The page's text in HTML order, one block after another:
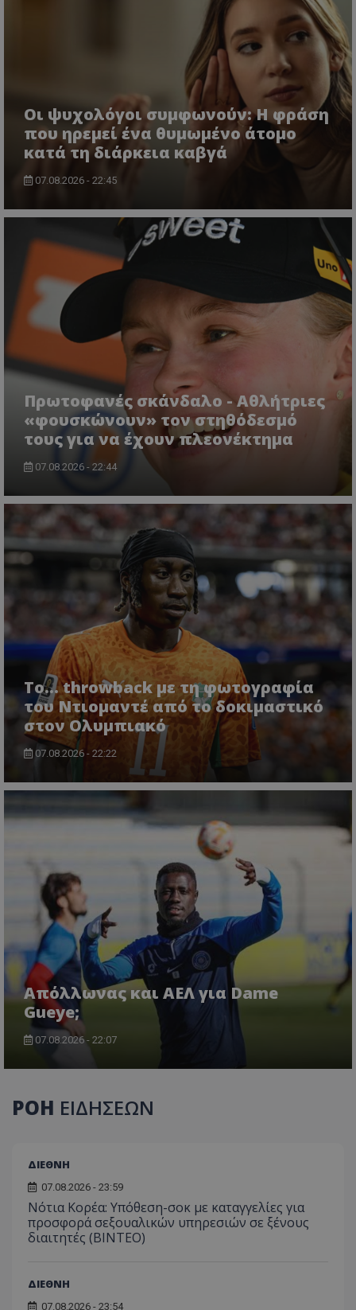
Οι ψυχολόγοι συμφωνούν: Η φράση
που ηρεμεί ένα θυμωμένο άτομο
κατά τη διάρκεια καβγά
07.08.2026 - 22:45
Πρωτοφανές σκάνδαλο - Aθλήτριες
«φουσκώνουν» τον στηθόδεσμό
τους για να έχουν πλεονέκτημα
07.08.2026 - 22:44
Το... throwback με τη φωτογραφία
του Ντιομαντέ από το δοκιμαστικό
στον Ολυμπιακό
07.08.2026 - 22:22
Απόλλωνας και ΑΕΛ για Dame
Gueye;
07.08.2026 - 22:07
ΡΟΗ ΕΙΔΗΣΕΩΝ
ΔΙΕΘΝΗ
07.08.2026 - 23:59
Νότια Κορέα: Υπόθεση-σοκ με καταγγελίες για
προσφορά σεξουαλικών υπηρεσιών σε ξένους
διαιτητές (BINTEO)
ΔΙΕΘΝΗ
07.08.2026 - 23:54